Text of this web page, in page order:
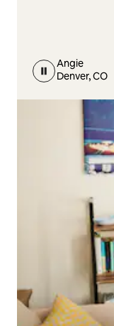
Angie
Denver, CO